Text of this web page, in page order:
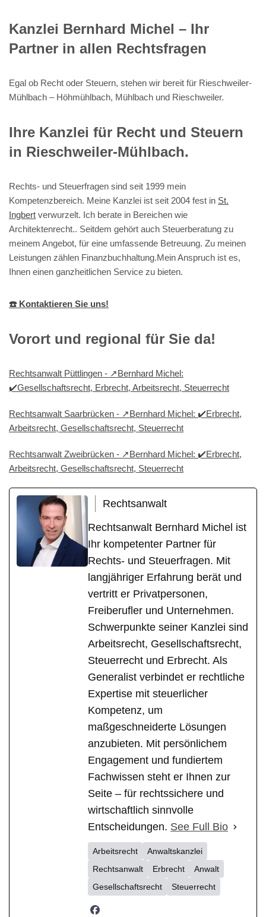
Kanzlei Bernhard Michel – Ihr
Partner in allen Rechtsfragen
Egal ob Recht oder Steuern, stehen wir bereit für Rieschweiler-
Mühlbach – Höhmühlbach, Mühlbach und Rieschweiler.
Ihre Kanzlei für Recht und Steuern
in Rieschweiler-Mühlbach.
Rechts- und Steuerfragen sind seit 1999 mein
Kompetenzbereich. Meine Kanzlei ist seit 2004 fest in St.
Ingbert verwurzelt. Ich berate in Bereichen wie
Architektenrecht.. Seitdem gehört auch Steuerberatung zu
meinem Angebot, für eine umfassende Betreuung. Zu meinen
Leistungen zählen Finanzbuchhaltung.Mein Anspruch ist es,
Ihnen einen ganzheitlichen Service zu bieten.
☎️ Kontaktieren Sie uns!
Vorort und regional für Sie da!
Rechtsanwalt Püttlingen - ↗️Bernhard Michel:
✔️Gesellschaftsrecht, Erbrecht, Arbeitsrecht, Steuerrecht
Rechtsanwalt Saarbrücken - ↗️Bernhard Michel: ✔️Erbrecht,
Arbeitsrecht, Gesellschaftsrecht, Steuerrecht
Rechtsanwalt Zweibrücken - ↗️Bernhard Michel: ✔️Erbrecht,
Arbeitsrecht, Gesellschaftsrecht, Steuerrecht
Rechtsanwalt
Rechtsanwalt Bernhard Michel ist
Ihr kompetenter Partner für
Rechts- und Steuerfragen. Mit
langjähriger Erfahrung berät und
vertritt er Privatpersonen,
Freiberufler und Unternehmen.
Schwerpunkte seiner Kanzlei sind
Arbeitsrecht, Gesellschaftsrecht,
Steuerrecht und Erbrecht. Als
Generalist verbindet er rechtliche
Expertise mit steuerlicher
Kompetenz, um
maßgeschneiderte Lösungen
anzubieten. Mit persönlichem
Engagement und fundiertem
Fachwissen steht er Ihnen zur
Seite – für rechtssichere und
wirtschaftlich sinnvolle
Entscheidungen. See Full Bio
Arbeitsrecht
Anwaltskanzlei
Rechtsanwalt
Erbrecht
Anwalt
Gesellschaftsrecht
Steuerrecht